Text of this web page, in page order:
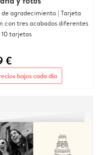
de agradecimiento | Tarjeta
con tres acabados diferentes
10 tarjetas
€
bajos cada día